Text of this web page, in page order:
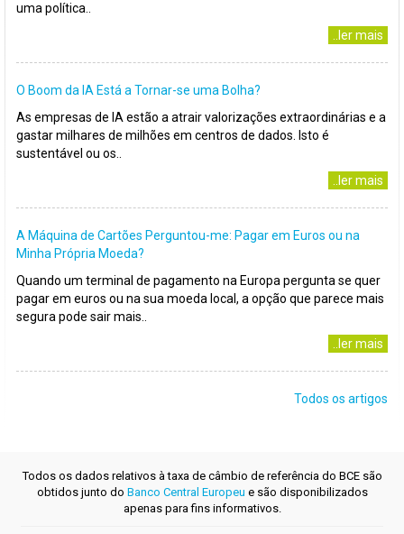
uma política..
..ler mais
O Boom da IA Está a Tornar-se uma Bolha?
As empresas de IA estão a atrair valorizações extraordinárias e a
gastar milhares de milhões em centros de dados. Isto é
sustentável ou os..
..ler mais
A Máquina de Cartões Perguntou-me: Pagar em Euros ou na
Minha Própria Moeda?
Quando um terminal de pagamento na Europa pergunta se quer
pagar em euros ou na sua moeda local, a opção que parece mais
segura pode sair mais..
..ler mais
Todos os artigos
Todos os dados relativos à taxa de câmbio de referência do BCE são
obtidos junto do Banco Central Europeu e são disponibilizados
apenas para fins informativos.